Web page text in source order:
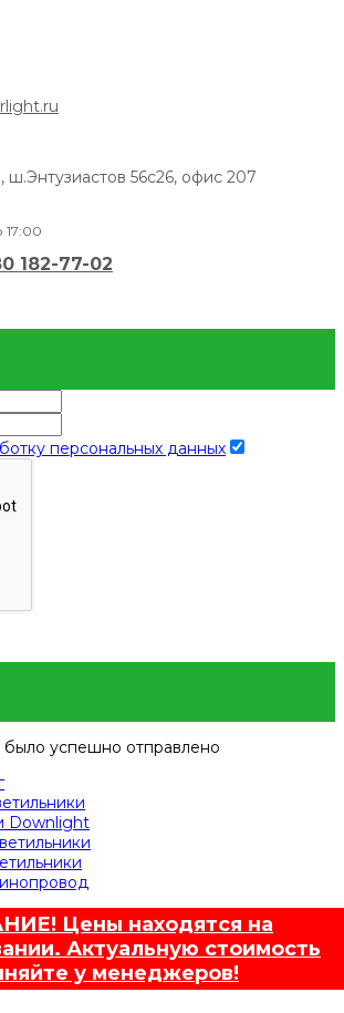
ш.Энтузиастов 56с26, офис 207
17:00
182-77-02
персональных данных
успешно отправлено
Downlight
Цены находятся на
Актуальную стоимость
у менеджеров!